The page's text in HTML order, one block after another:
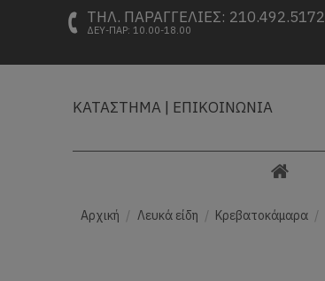
ΤΗΛ. ΠΑΡΑΓΓΕΛΙΕΣ: 210.492.5172
ΔΕΥ-ΠΑΡ: 10.00-18.00
ΚΑΤΑΣΤΗΜΑ | ΕΠΙΚΟΙΝΩΝΙΑ
Αρχική Λευκά είδη Κρεβατοκάμαρα